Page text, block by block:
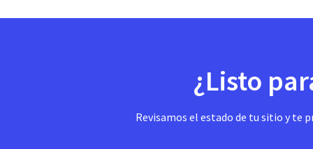
¿Listo
Revisamos el estado de tu sitio y te